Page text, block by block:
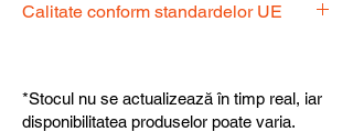
dispoziție pentru a alege produsul
Calitate conform standardelor UE
fiabilitate și performanță superioară.
*Stocul nu se actualizează în timp real, iar
disponibilitatea produselor poate varia.